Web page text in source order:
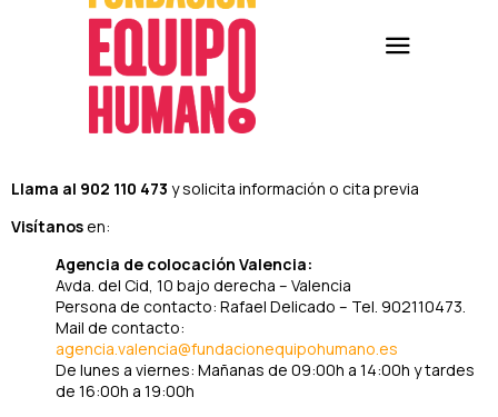
Llama al 902 110 473 y solicita información o cita previa
Visítanosen:
Agencia de colocación Valencia:
Avda. del Cid, 10 bajo derecha – Valencia
Persona de contacto: Rafael Delicado – Tel. 902110473.
Mail de contacto:
agencia.valencia@fundacionequipohumano.es
De lunes a viernes: Mañanas de 09:00h a 14:00h y tardes
de 16:00h a 19:00h